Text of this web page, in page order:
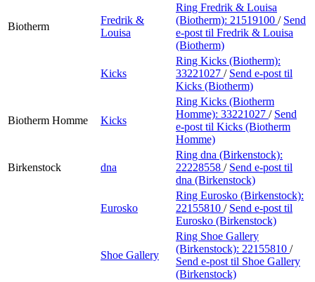
Biotherm
Fredrik &
Louisa
Ring Fredrik & Louisa
(Biotherm): 21519100 / Send
e-post til Fredrik & Louisa
(Biotherm)
Kicks
Ring Kicks (Biotherm):
33221027 / Send e-post til
Kicks (Biotherm)
Biotherm Homme Kicks
Ring Kicks (Biotherm
Homme): 33221027 / Send
e-post til Kicks (Biotherm
Homme)
Birkenstock dna
Ring dna (Birkenstock):
22228558 / Send e-post til
dna (Birkenstock)
Eurosko
Ring Eurosko (Birkenstock):
22155810 / Send e-post til
Eurosko (Birkenstock)
Shoe Gallery
Ring Shoe Gallery
(Birkenstock): 22155810 /
Send e-post til Shoe Gallery
(Birkenstock)